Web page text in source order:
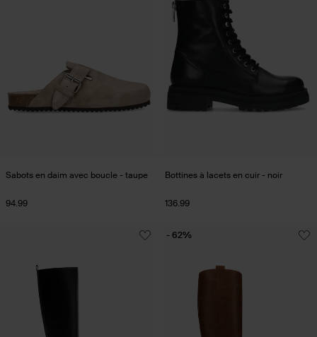
Sabots en daim avec boucle - taupe
94.99
Bottines à lacets en cuir - noir
136.99
- 62%